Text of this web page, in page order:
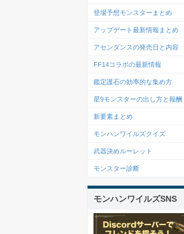
登場予想モンスターまとめ
アップデート最新情報まとめ
アセンダンスの発売日と内容
FF14コラボの最新情報
鑑定護石の効率的な集め方
星9モンスターの出し方と報酬
新要素まとめ
モンハンワイルズクイズ
武器決めルーレット
モンスター診断
モンハンワイルズSNS